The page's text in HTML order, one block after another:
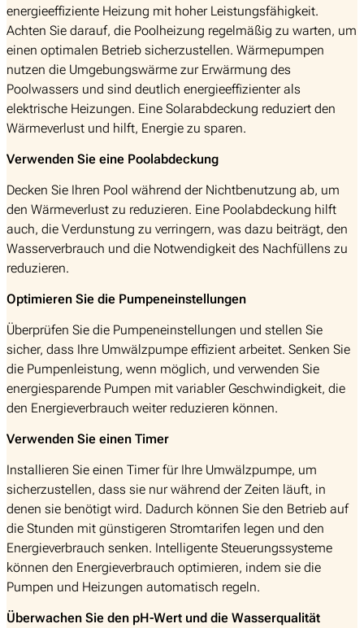
energieeffiziente Heizung mit hoher Leistungsfähigkeit.
Achten Sie darauf, die Poolheizung regelmäßig zu warten, um
einen optimalen Betrieb sicherzustellen. Wärmepumpen
nutzen die Umgebungswärme zur Erwärmung des
Poolwassers und sind deutlich energieeffizienter als
elektrische Heizungen. Eine Solarabdeckung reduziert den
Wärmeverlust und hilft, Energie zu sparen.
Verwenden Sie eine Poolabdeckung
Decken Sie Ihren Pool während der Nichtbenutzung ab, um
den Wärmeverlust zu reduzieren. Eine Poolabdeckung hilft
auch, die Verdunstung zu verringern, was dazu beiträgt, den
Wasserverbrauch und die Notwendigkeit des Nachfüllens zu
reduzieren.
Optimieren Sie die Pumpeneinstellungen
Überprüfen Sie die Pumpeneinstellungen und stellen Sie
sicher, dass Ihre Umwälzpumpe effizient arbeitet. Senken Sie
die Pumpenleistung, wenn möglich, und verwenden Sie
energiesparende Pumpen mit variabler Geschwindigkeit, die
den Energieverbrauch weiter reduzieren können.
Verwenden Sie einen Timer
Installieren Sie einen Timer für Ihre Umwälzpumpe, um
sicherzustellen, dass sie nur während der Zeiten läuft, in
denen sie benötigt wird. Dadurch können Sie den Betrieb auf
die Stunden mit günstigeren Stromtarifen legen und den
Energieverbrauch senken. Intelligente Steuerungssysteme
können den Energieverbrauch optimieren, indem sie die
Pumpen und Heizungen automatisch regeln.
Überwachen Sie den pH-Wert und die Wasserqualität